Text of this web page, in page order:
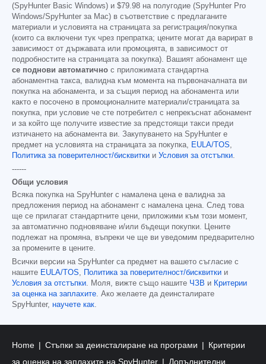
(SpyHunter Basic Windows) и $79.98 на полугодие (SpyHunter Pro
Windows/SpyHunter за Mac) в съответствие с предлаганите
материали и условията на страницата за регистрация/покупка
(които са включени тук чрез препратка; цените могат да варират в
зависимост от държавата или промоцията, в зависимост от
подробностите на страницата за покупка). Вашият абонамент ще
се поднови автоматично с приложимата стандартна
абонаментна такса, валидна към момента на първоначалната ви
покупка на абонамента, и за същия период на абонамента или
както е посочено в промоционалните материали/страницата за
покупка, при условие че сте потребител с непрекъснат абонамент
и за който ще получите известие за предстоящи такси преди
изтичането на абонамента ви. Закупуването на SpyHunter е
предмет на условията на страницата за покупка, EULA/TOS,
Политика за поверителност/бисквитки и Условия за отстъпки.
------
Общи условия
Всяка покупка на SpyHunter с намалена цена е валидна за
предложения период на абонамент с намалена цена. След това
ще се прилагат стандартните цени, приложими към този момент,
за автоматично подновяване и/или бъдещи покупки. Цените
подлежат на промяна, въпреки че ще ви уведомим предварително
за промените в цените.
Всички версии на SpyHunter са предмет на вашето съгласие с
нашите EULA/TOS, Политика за поверителност/бисквитки и
Условия за отстъпки. Моля, вижте също нашите ЧЗВ и Критерии
за оценка на заплахите. Ако желаете да деинсталирате
SpyHunter, научете как.
Home Стъпки за деинсталиране на програми
Критерии
за оценка на заплахите на SpyHunter
Допълнителни